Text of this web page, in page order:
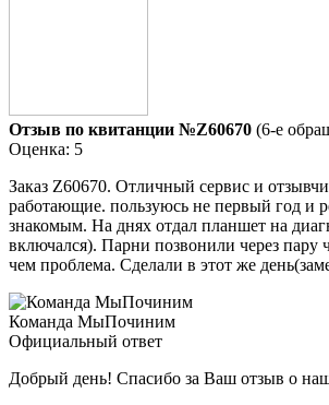
Отзыв по квитанции №Z60670 (6-е
Оценка: 5
Заказ Z60670. Отличный сервис и
работающие. пользуюсь не первый год и
знакомым. На днях отдал планшет на
включался). Парни позвонили через пару
чем проблема. Сделали в этот же
Команда МыПочиним
Официальный ответ
Добрый день! Спасибо за Ваш отзыв о